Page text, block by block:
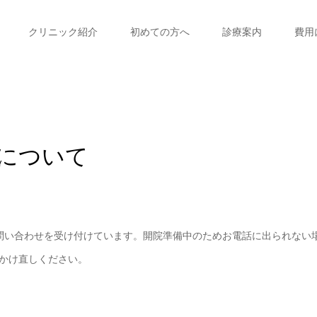
クリニック紹介 初めての方へ 診療案内 費用
ついて
合わせを受け付けています。開院準備中のためお電話に出られない
け直しください。